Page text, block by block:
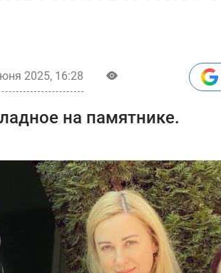
2025, 16:28
на памятнике.